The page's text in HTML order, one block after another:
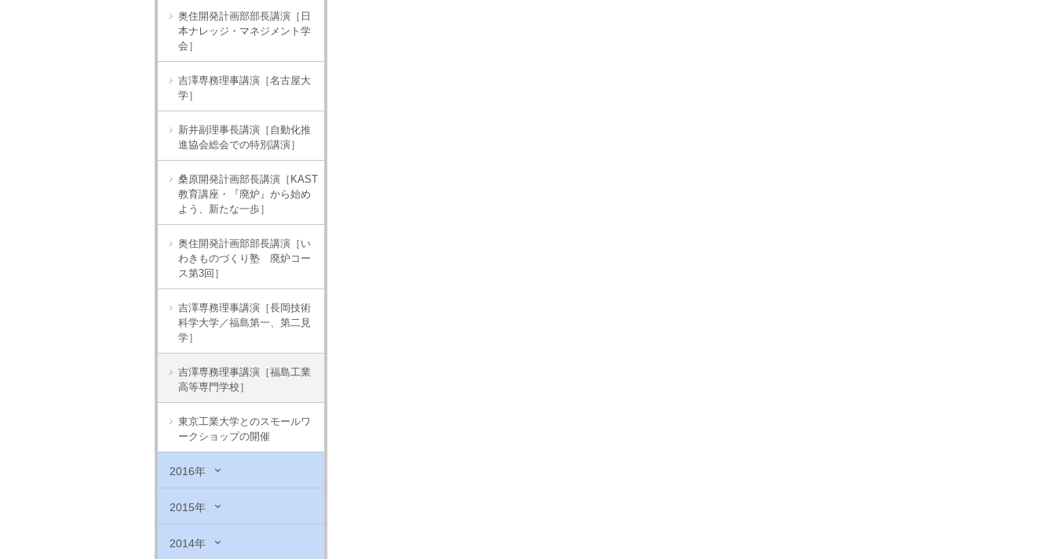
奥住開発計画部部長講演［日
本ナレッジ・マネジメント学
会］
吉澤専務理事講演［名古屋大
学］
新井副理事長講演［自動化推
進協会総会での特別講演］
桑原開発計画部長講演［KAST
教育講座・『廃炉』から始め
よう、新たな一歩］
奥住開発計画部部長講演［い
わきものづくり塾 廃炉コー
ス第3回］
吉澤専務理事講演［長岡技術
科学大学／福島第一、第二見
学］
吉澤専務理事講演［福島工業
高等専門学校］
東京工業大学とのスモールワ
ークショップの開催
2016年
2015年
2014年